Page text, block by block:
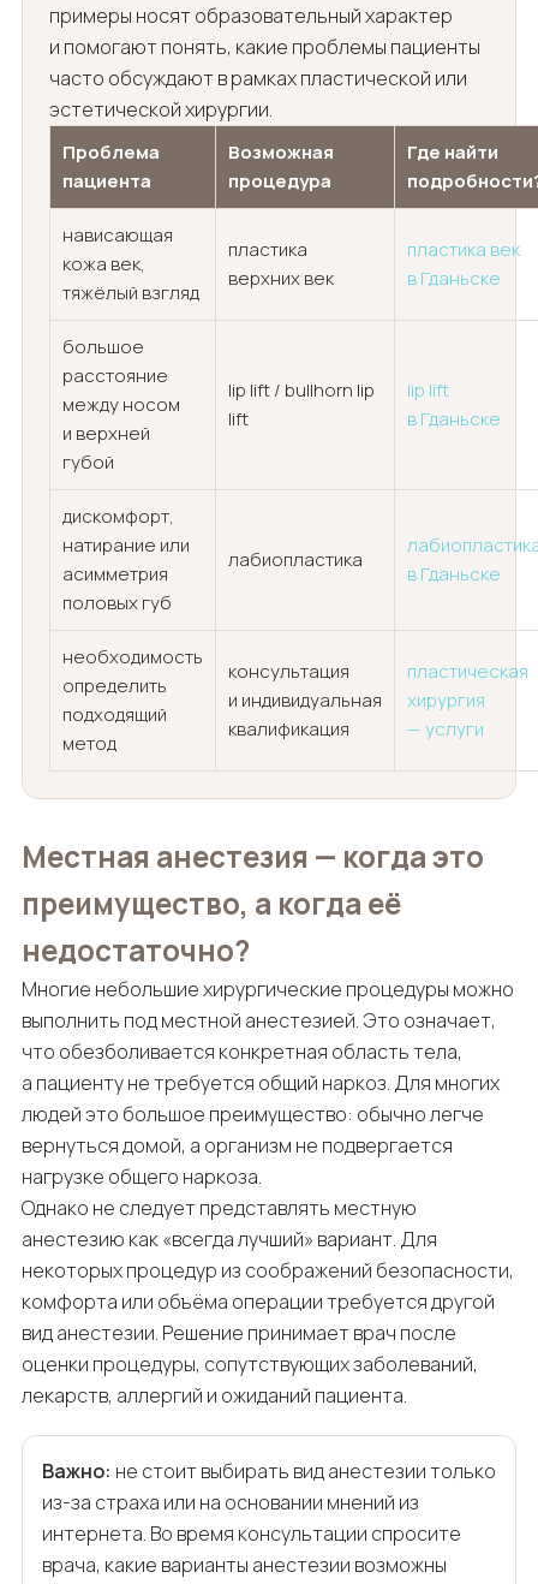
примеры носят образовательный характер
и помогают понять, какие проблемы пациенты
часто обсуждают в рамках пластической или
эстетической хирургии.
Проблема
пациента
Возможная
процедура
Где найти
нависающая
кожа век,
тяжёлый взгляд
пластика
верхних век
пластика век
в Гданьске
большое
расстояние
между носом
и верхней
губой
lip lift / bullhorn lip
lift
lip lift
в Гданьске
дискомфорт,
натирание или
асимметрия
половых губ
лабиопластика
в Гданьске
необходимость
определить
подходящий
метод
консультация
и индивидуальная
квалификация
пластическая
хирургия
— услуги
Местная анестезия — когда это
преимущество, а когда её
недостаточно?
Многие небольшие хирургические процедуры можно
выполнить под местной анестезией. Это означает,
что обезболивается конкретная область тела,
а пациенту не требуется общий наркоз. Для многих
людей это большое преимущество: обычно легче
вернуться домой, а организм не подвергается
нагрузке общего наркоза.
Однако не следует представлять местную
анестезию как «всегда лучший» вариант. Для
некоторых процедур из соображений безопасности,
комфорта или объёма операции требуется другой
вид анестезии. Решение принимает врач после
оценки процедуры, сопутствующих заболеваний,
лекарств, аллергий и ожиданий пациента.
Важно: не стоит выбирать вид анестезии только
из-за страха или на основании мнений из
интернета. Во время консультации спросите
врача, какие варианты анестезии возможны